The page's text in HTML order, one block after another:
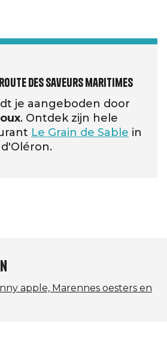
des saveurs maritimes
je aangeboden door
. Ontdek zijn hele
Le Grain de Sable in
apple, Marennes oesters en